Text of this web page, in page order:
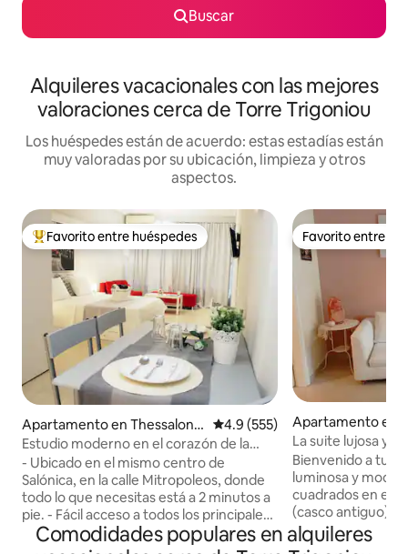
Buscar
Alquileres vacacionales con las mejores
valoraciones cerca de Torre Trigoniou
Los huéspedes están de acuerdo: estas estadías están
muy valoradas por su ubicación, limpieza y otros
aspectos.
Favorito entre huéspedes preferido
Favorito entre huéspedes
Apartamento en Thessalonik
i
Calificación promedio: 4.9 de
4.9 (555)
Estudio moderno en el corazón de la
ciudad
- Ubicado en el mismo centro de
Salónica, en la calle Mitropoleos, donde
todo lo que necesitas está a 2 minutos a
pie. - Fácil acceso a todos los principales
medios de transporte (taxi, autobús). -
Unidad de aire acondicionado inverter
Favorito entre
Favorito entre
Apartamento en
ki
La suite lujosa y
(casco antiguo-
Bienvenido a tu
luminosa y
cuadrados en el
(casco antiguo),
las murallas
para parejas y
Comodidades populares en alquileres